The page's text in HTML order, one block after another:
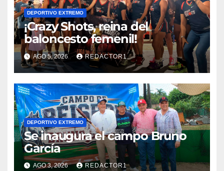
DEPORTIVO EXTREMO
¡Crazy Shots, reina del
baloncesto femenil!
AGO 5, 2026 REDACTOR1
DEPORTIVO EXTREMO
Se inaugura el campo Bruno
García
AGO 3, 2026 REDACTOR1